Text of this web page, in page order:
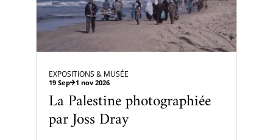
EXPOSITIONS & MUSÉE
19 Sep 1 nov 2026
La Palestine photographiée
par Joss Dray